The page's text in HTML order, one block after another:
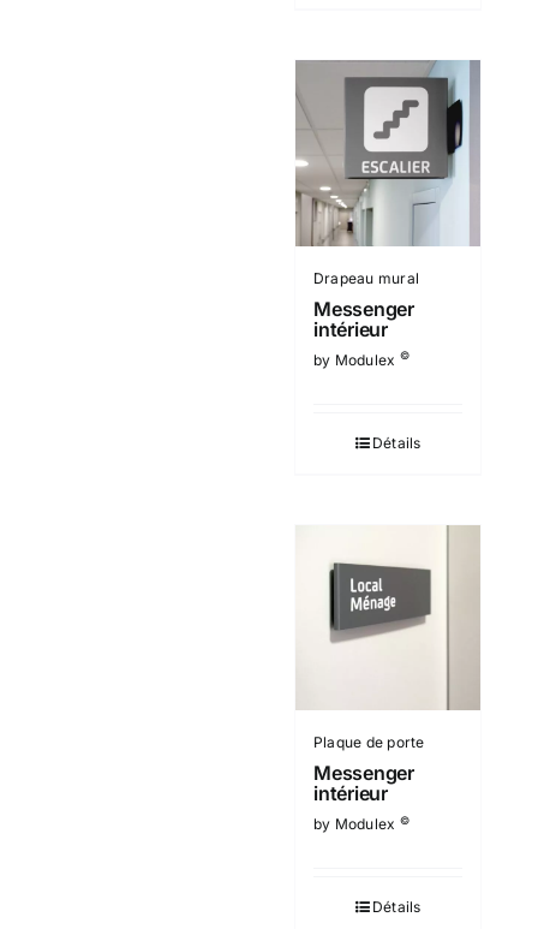
Drapeau mural
Messenger
intérieur
by Modulex ©
Détails
Plaque de porte
Messenger
intérieur
by Modulex ©
Détails